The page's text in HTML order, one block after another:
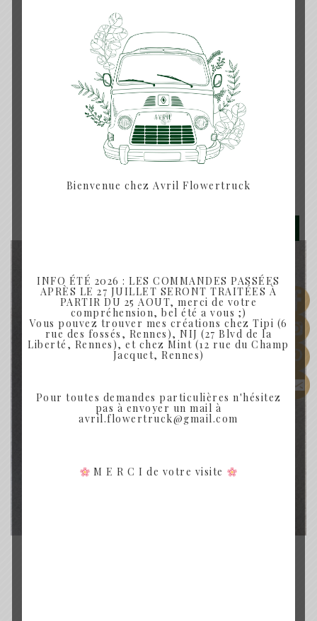
Couronne de fleurs séchées tons beige, et
Produits similaires
Bienvenue chez Avril Flowertruck
INFO ÉTÉ 2026 : LES COMMANDES PASSÉES
APRÈS LE 27 JUILLET SERONT TRAITÉES À
PARTIR DU 25 AOUT, merci de votre
compréhension, bel été a vous ;)
Vous pouvez trouver mes créations chez Tipi (6
rue des fossés, Rennes), NIJ (27 Blvd de la
Liberté, Rennes), et chez Mint (12 rue du Champ
Jacquet, Rennes)
Pour toutes demandes particulières n'hésitez
pas à envoyer un mail à
avril.flowertruck@gmail.com
M E R C I de votre visite